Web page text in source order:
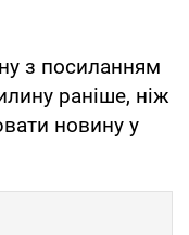
з посиланням
раніше, ніж
новину у